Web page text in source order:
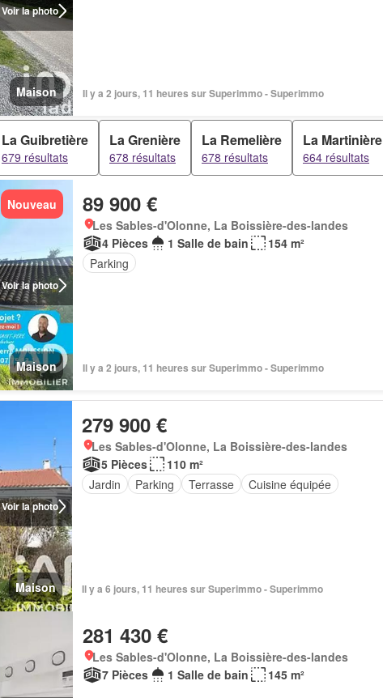
Voir la photo
Maison Il y a 2 jours, 11 heures sur Superimmo - Superimmo
La Guibretière
679 résultats
La Grenière
678 résultats
La Remelière
678 résultats
La Martinière
664 résultats
Voir la photo
Nouveau
Maison
89 900 €
Les Sables-d'Olonne, La Boissière-des-landes
4 Pièces
1 Salle de bain
154 m²
Parking
Il y a 2 jours, 11 heures sur Superimmo - Superimmo
Voir la photo
Maison
279 900 €
Les Sables-d'Olonne, La Boissière-des-landes
5 Pièces
110 m²
Jardin
Parking Terrasse Cuisine équipée
Il y a 6 jours, 11 heures sur Superimmo - Superimmo
281 430 €
Les Sables-d'Olonne, La Boissière-des-landes
7 Pièces
1 Salle de bain 145 m²